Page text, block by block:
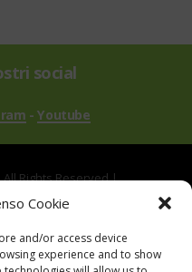
Cookie
and/or access device
experience and to show
social
-Youtube
All Rights Reserved |
Irpino AV | P.IVA
Privacy| Cookie |
del Sito